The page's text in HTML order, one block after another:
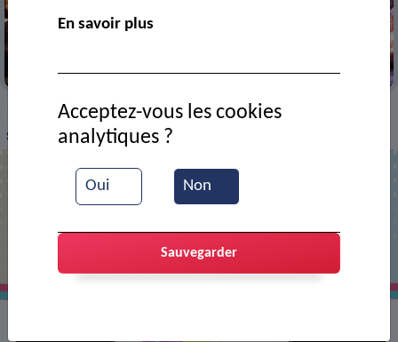
> VIE MUNICIPALE > Ressources documentaires
Soirée des Trophées 2024
En savoir plus
Oui Non
Acceptez-vous les cookies
analytiques ?
Sauvegarder